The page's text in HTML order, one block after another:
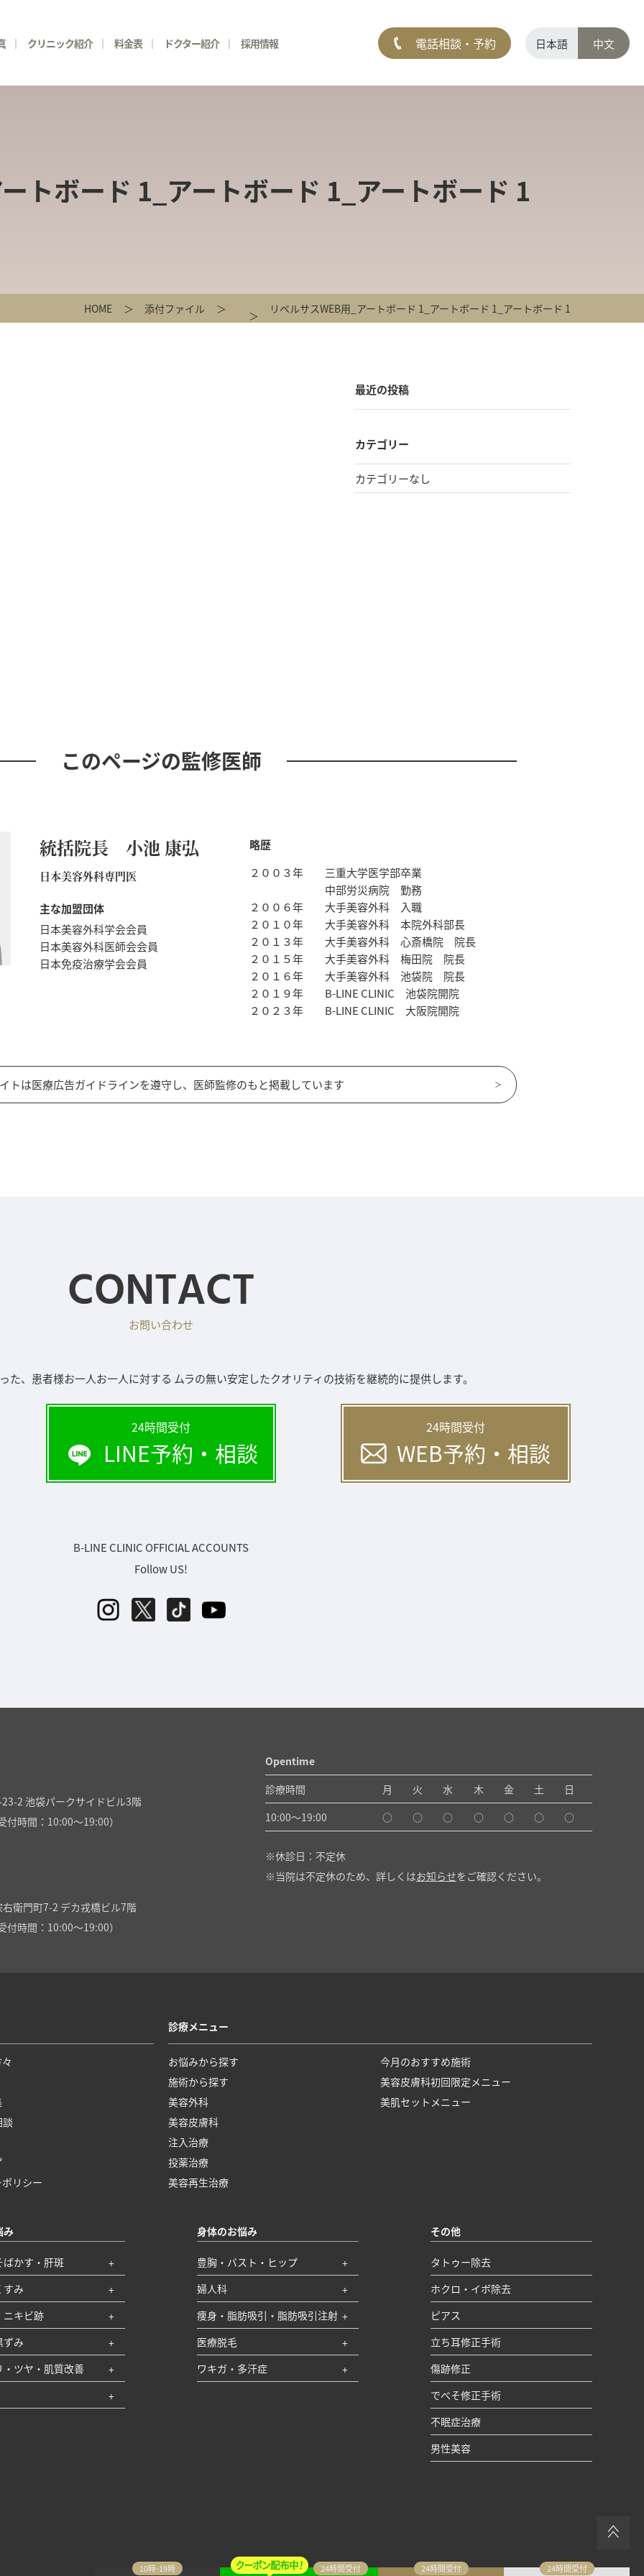
クリニック紹介 料金表 ドクター紹介 採用情報 電話相談・予約 日本語 中文
トボード 1_アートボード 1_アートボード 1
HOME 添付ファイル リベルサスWEB用_アートボード 1_アートボード 1_アートボード 1
最近の投稿
カテゴリー
カテゴリーなし
このページの監修医師
統括院長 小池 康弘
日本美容外科専門医
主な加盟団体
日本美容外科学会会員
日本美容外科医師会会員
日本免疫治療学会会員
略歴
２００３年
三重大学医学部卒業
中部労災病院 勤務
２００６年
大手美容外科 入職
２０１０年
大手美容外科 本院外科部長
２０１３年
大手美容外科 心斎橋院 院長
２０１５年
大手美容外科 梅田院 院長
２０１６年
大手美容外科 池袋院 院長
２０１９年
B-LINE CLINIC 池袋院開院
２０２３年
B-LINE CLINIC 大阪院開院
トは医療広告ガイドラインを遵守し、医師監修のもと掲載しています
CONTACT
お問い合わせ
た、患者様お一人お一人に対する ムラの無い安定したクオリティの技術を継続的に提供します。
24時間受付
LINE予約・相談
24時間受付
WEB予約・相談
B-LINE CLINIC OFFICIAL ACCOUNTS
Follow US!
2 池袋パークサイドビル3階
付時間：10:00～19:00）
衛門町7-2 デカ戎橋ビル7階
付時間：10:00～19:00）
Opentime
診療時間
月 火 水 木 金 土
日
10:00〜19:00 ○ ○ ○ ○ ○ ○ ○
休診日：不定休
当院は不定休のため、詳しくはお知らせをご確認ください。
談
リシー
診療メニュー
お悩みから探す
施術から探す
美容外科
美容皮膚科
注入治療
投薬治療
美容再生治療
今月のおすすめ施術
美容皮膚科初回限定メニュー
美肌セットメニュー
み
ばかす・肝斑
すみ
ニキビ跡
ずみ
・ツヤ・肌質改善
身体のお悩み
豊胸・バスト・ヒップ
婦人科
痩身・脂肪吸引・脂肪吸引注射
医療脱毛
ワキガ・多汗症
その他
タトゥー除去
ホクロ・イボ除去
ピアス
立ち耳修正手術
傷跡修正
でべそ修正手術
不眠症治療
男性美容
＞＞
10時-19時 24時間受付 24時間受付 24時間受付